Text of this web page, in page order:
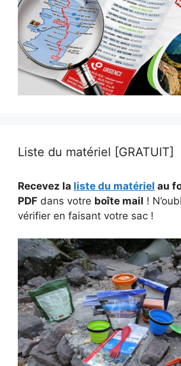
Liste du matériel [GRATUIT]
Recevez la liste du matériel au
PDF dans votre boîte mail !
vérifier en faisant votre sac !